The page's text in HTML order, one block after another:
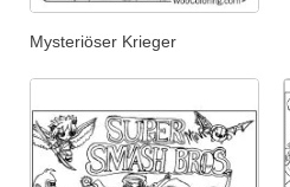
Mysteriöser Krieger